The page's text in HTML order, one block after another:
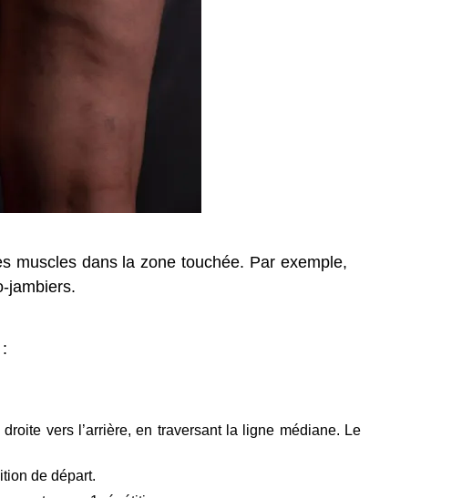
muscles dans la zone touchée. Par exemple,
jambiers.
vers l’arrière, en traversant la ligne médiane. Le
de départ.